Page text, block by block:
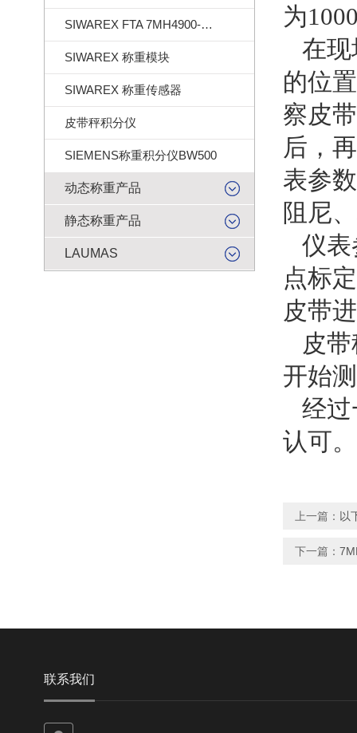
SIWAREX FTA 7MH4900-2AA01
SIWAREX 称重模块
SIWAREX 称重传感器
皮带秤积分仪
SIEMENS称重积分仪BW500
动态称重产品
静态称重产品
LAUMAS
为
在现
的位
察皮
后，
表参
阻尼
仪表
点标
皮带
皮带
开始
经过
认可。
上一篇： 以
下一篇：
联系我们